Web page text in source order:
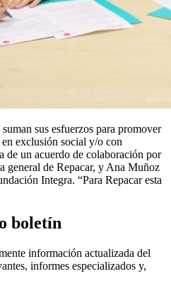
sus esfuerzos para promover
exclusión social y/o con
de un acuerdo de colaboración por
general de Repacar, y Ana Muñoz
Integra. “Para Repacar esta
boletín
información actualizada del
informes especializados y,